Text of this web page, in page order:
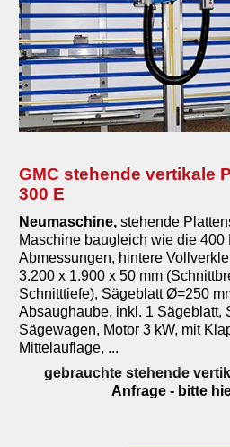
GMC stehende vertikale
300 E
Neumaschine, stehende
Maschine baugleich wie die 400
Abmessungen, hintere
3.200 x 1.900 x 50 mm
Schnitttiefe), Sägeblatt Ø=250
Absaughaube, inkl. 1 Sägeblatt,
Sägewagen, Motor 3 kW, mit
Mittelauflage, ...
gebrauchte stehende
Anfrage - bitte